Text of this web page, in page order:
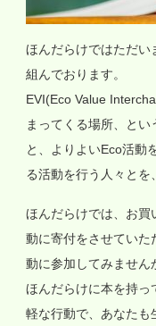
ほんだらけではただい
組んでおります。
EVI(Eco Value
まってくる場所、と
と、よりよいEco活動
る活動を行う人々とを
ほんだらけでは、お買
動に寄付をさせていた
動に参加してみません
ほんだらけに本を持っ
軽な行動で、あなたも